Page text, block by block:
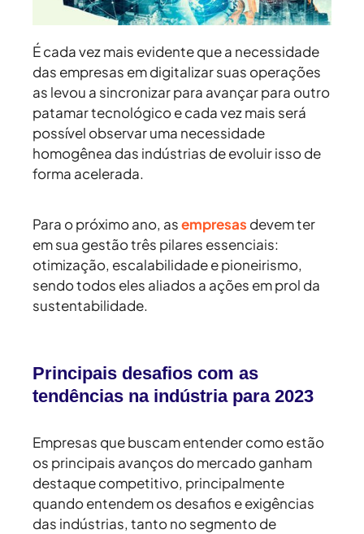
É cada vez mais evidente que a necessidade
das empresas em digitalizar suas operações
as levou a sincronizar para avançar para outro
patamar tecnológico e cada vez mais será
possível observar uma necessidade
homogênea das indústrias de evoluir isso de
forma acelerada.
Para o próximo ano, asempresas devem ter
em sua gestão três pilares essenciais:
otimização, escalabilidade e pioneirismo,
sendo todos eles aliados a ações em prol da
sustentabilidade.
Principais desafios com as
tendências na indústria para 2023
Empresas que buscam entender como estão
os principais avanços do mercado ganham
destaque competitivo, principalmente
quando entendem os desafios e exigências
das indústrias, tanto no segmento de